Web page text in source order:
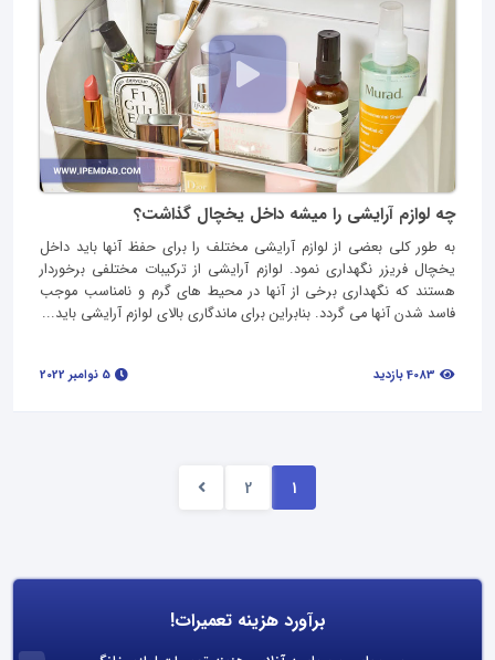
برآورد هزینه تعمیرات!
چه لوازم آرایشی را میشه داخل یخچال گذاشت؟
به طور کلی بعضی از لوازم آرایشی مختلف را برای حفظ آنها باید داخل
یخچال فریزر نگهداری نمود. لوازم آرایشی از ترکیبات مختلفی برخوردار
هستند که نگهداری برخی از آنها در محیط های گرم و نامناسب موجب
فاسد شدن آنها می گردد. بنابراین برای ماندگاری بالای لوازم آرایشی باید...
1
2